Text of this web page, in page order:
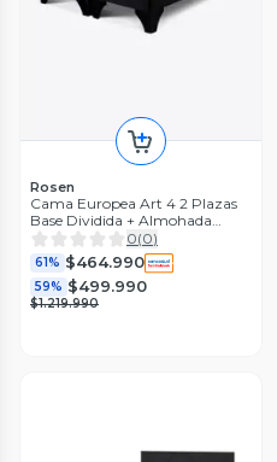
Rosen
Cama Europea Art 4 2 Plazas
Base Dividida + Almohada
Memory Max 0(0)
61% $464.990
59% $499.990
$1.219.990